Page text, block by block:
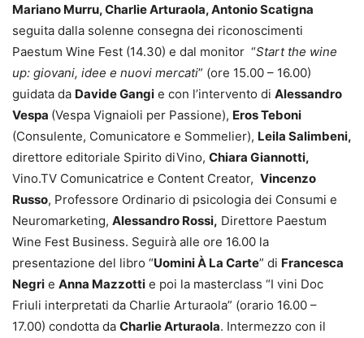
Mariano Murru, Charlie Arturaola, Antonio Scatigna
seguita dalla solenne consegna dei riconoscimenti
Paestum Wine Fest (14.30) e dal monitor “Start the wine
up: giovani, idee e nuovi mercati” (ore 15.00 – 16.00)
guidata da Davide Gangi e con l’intervento di Alessandro
Vespa (Vespa Vignaioli per Passione), Eros Teboni
(Consulente, Comunicatore e Sommelier), Leila Salimbeni,
direttore editoriale Spirito diVino, Chiara Giannotti,
Vino.TV Comunicatrice e Content Creator, Vincenzo
Russo, Professore Ordinario di psicologia dei Consumi e
Neuromarketing, Alessandro Rossi, Direttore Paestum
Wine Fest Business. Seguirà alle ore 16.00 la
presentazione del libro “Uomini À La Carte” di Francesca
Negri e Anna Mazzotti e poi la masterclass “I vini Doc
Friuli interpretati da Charlie Arturaola” (orario 16.00 –
17.00) condotta da Charlie Arturaola. Intermezzo con il